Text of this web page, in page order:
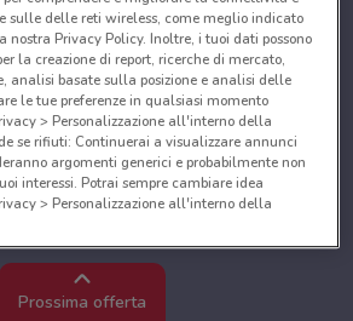
Prossima offerta
sulle delle reti wireless, come meglio indicato
nostra Privacy Policy. Inoltre, i tuoi dati possono
la creazione di report, ricerche di mercato,
analisi basate sulla posizione e analisi delle
le tue preferenze in qualsiasi momento
> Personalizzazione all'interno della
se rifiuti: Continuerai a visualizzare annunci
argomenti generici e probabilmente non
interessi. Potrai sempre cambiare idea
> Personalizzazione all'interno della
trattiamo i dati per fornire:
precisi. Scansione attiva delle
ai fini dell’identificazione. Archiviare